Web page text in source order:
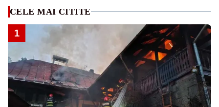
CELE MAI CITITE
1